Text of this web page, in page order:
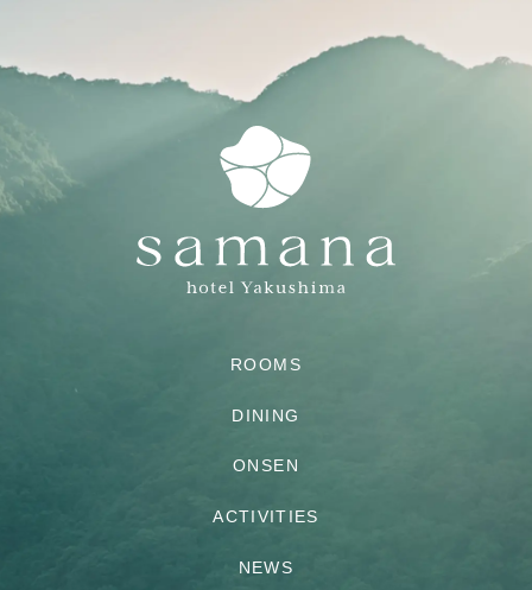
ROOMS
DINING
ONSEN
ACTIVITIES
NEWS